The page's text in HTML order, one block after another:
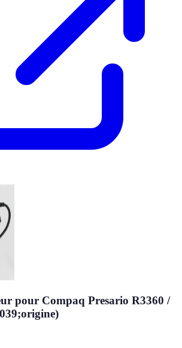
pour Compaq Presario R3360 /